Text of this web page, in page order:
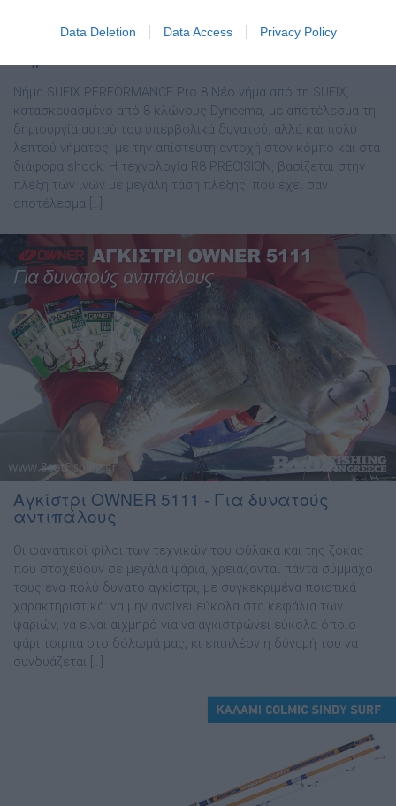
Data Deletion Data Access Privacy Policy
Νήµα SUFIX PERFORMANCE Pro 8 Νέο νήµα από τη SUFIX,
κατασκευασµένο από 8 κλώνους Dyneema, µε αποτέλεσµα τη
δηµιουργία αυτού του υπερβολικά δυνατού, αλλά και πολύ
λεπτού νήµατος, µε την απίστευτη αντοχή στον κόµπο και στα
διάφορα shock. Η τεχνολογία R8 PRECISION, βασίζεται στην
πλέξη των ινών µε µεγάλη τάση πλέξης, που έχει σαν
αποτέλεσµα […]
Αγκίστρι OWNER 5111 - Για δυνατούς
αντιπάλους
Οι φανατικοί φίλοι των τεχνικών του φύλακα και της ζόκας
που στοχεύουν σε µεγάλα ψάρια, χρειάζονται πάντα σύµµαχό
τους ένα πολύ δυνατό αγκίστρι, µε συγκεκριµένα ποιοτικά
χαρακτηριστικά: να µην ανοίγει εύκολα στα κεφάλια των
ψαριών, να είναι αιχµηρό για να αγκιστρώνει εύκολα όποιο
ψάρι τσιµπά στο δόλωµά µας, κι επιπλέον η δύναµή του να
συνδυάζεται […]